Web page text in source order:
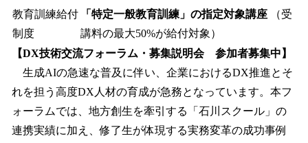
教育訓練給付
制度
「特定一般教育訓練」の指定対象講座
（受
講料の最大50%が給付対象）
【DX技術交流フォーラム・募集説明会 参加者募集中】
生成AIの急速な普及に伴い、企業におけるDX推進とそ
れを担う高度DX人材の育成が急務となっています。本フ
ォーラムでは、地方創生を牽引する「石川スクール」の
連携実績に加え、修了生が体現する実務変革の成功事例